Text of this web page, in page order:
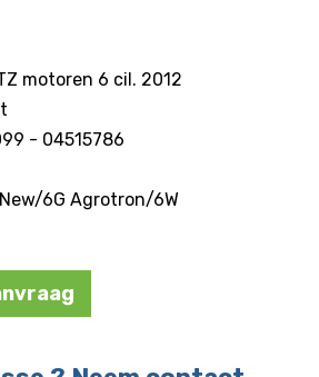
motoren 6 cil. 2012
- 04515786
6G Agrotron/6W